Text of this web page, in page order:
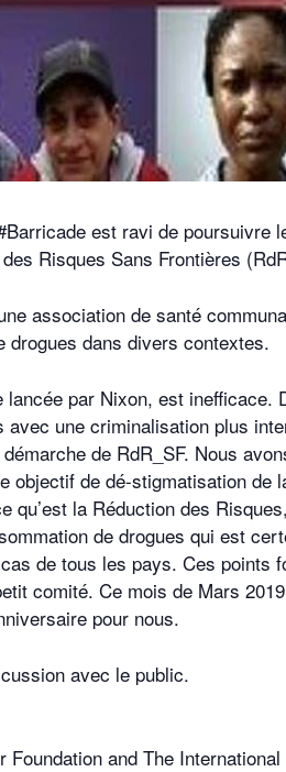
est ravi de
Risques Sans Frontières
association de santé
drogues dans divers contextes.
lancée par Nixon, est
une criminalisation plus
de RdR_SF. Nous
objectif de dé-stigmatisation de
qu’est la Réduction des
de drogues qui est
de tous les pays. Ces
comité. Ce mois de Mars
pour nous.
avec le public.
and The